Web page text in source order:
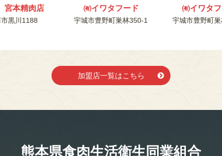
宮本精肉店
黒川1188
㈲イワタフード
宇城市豊野町巣林350-1
㈲イワタ
宇城市豊野町
加盟店一覧はこちら
熊本県食肉生活衛生同業組合